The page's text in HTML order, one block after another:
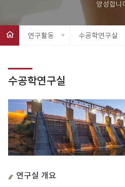
연구활동 수공학연구실
수공학연구실
연구실 개요